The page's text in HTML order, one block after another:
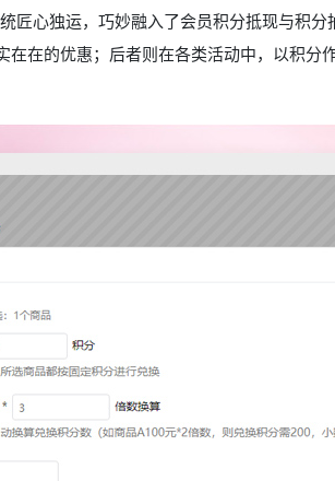
匠心独运，巧妙融入了会员积分抵现与积
在在的优惠；后者则在各类活动中，以积分